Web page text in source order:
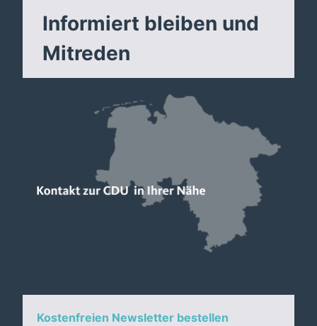
Informiert bleiben und
Mitreden
Kostenfreien Newsletter bestellen